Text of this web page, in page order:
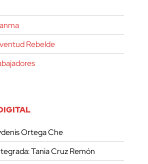
Rebelde
Ortega Che
Tania Cruz Remón